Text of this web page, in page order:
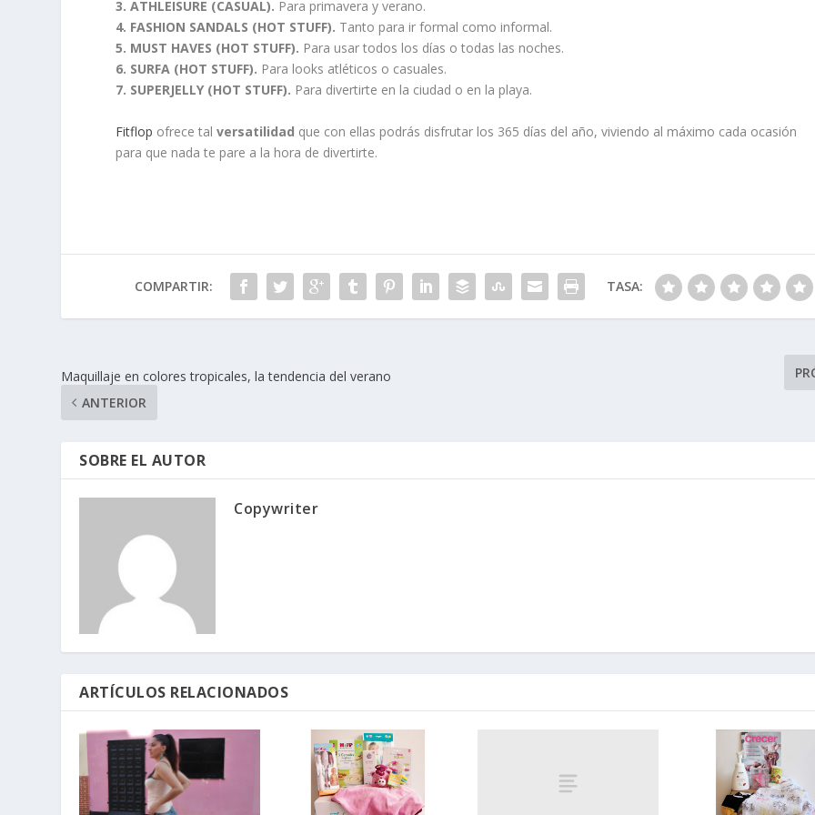
3. ATHLEISURE (CASUAL). Para primavera y verano.
4. FASHION SANDALS (HOT STUFF). Tanto para ir formal como informal.
5. MUST HAVES (HOT STUFF). Para usar todos los días o todas las noches.
6. SURFA (HOT STUFF). Para looks atléticos o casuales.
7. SUPERJELLY (HOT STUFF). Para divertirte en la ciudad o en la playa.
Fitflop ofrece talversatilidad que con ellas podrás disfrutar los 365 días del año, viviendo al máximo cada ocasión
para que nada te pare a la hora de divertirte.
COMPARTIR: TASA:
Maquillaje en colores tropicales, la tendencia del verano
ANTERIOR
SOBRE EL AUTOR
Copywriter
ARTÍCULOS RELACIONADOS